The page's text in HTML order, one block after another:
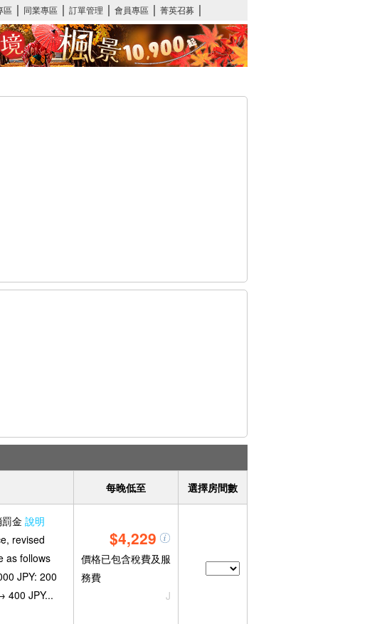
每晚低至 選擇房間數
金 說明
revised
as follows
JPY: 200
400 JPY...
$4,229
價格已包含稅費及服
務費
J